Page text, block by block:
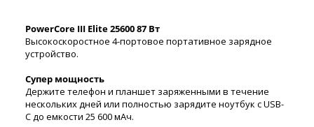
PowerCore III Elite 25600 87 Вт
Высокоскоростное 4-портовое портативное зарядное
устройство.
Супер мощность
Держите телефон и планшет заряженными в течение
нескольких дней или полностью зарядите ноутбук с USB-
C до емкости 25 600 мАч.